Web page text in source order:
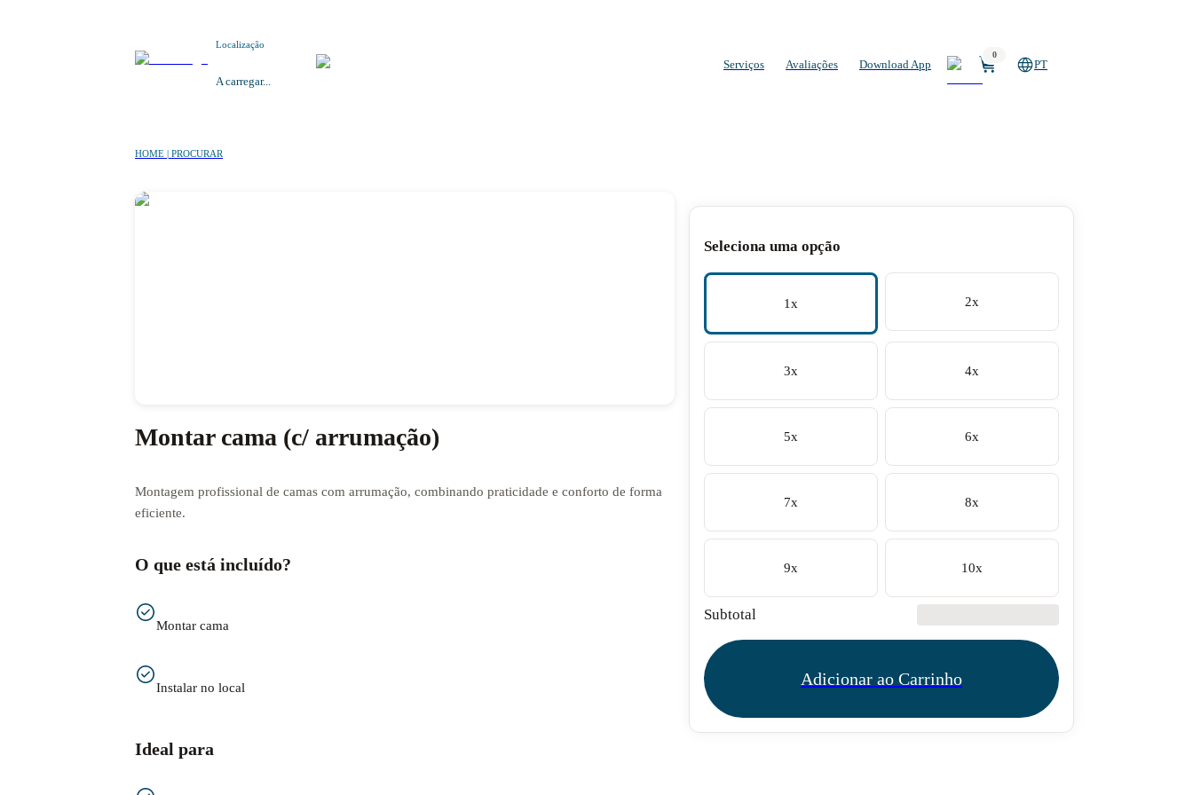
Localização
A carregar...
Serviços Avaliações Download App
0
PT
HOME | PROCURAR
Montar cama (c/ arrumação)
Montagem profissional de camas com arrumação, combinando praticidade e conforto de forma
eficiente.
O que está incluído?
Montar cama
Instalar no local
Ideal para
Seleciona uma opção
1x 2x
3x 4x
5x 6x
7x 8x
9x 10x
Subtotal
Adicionar ao Carrinho